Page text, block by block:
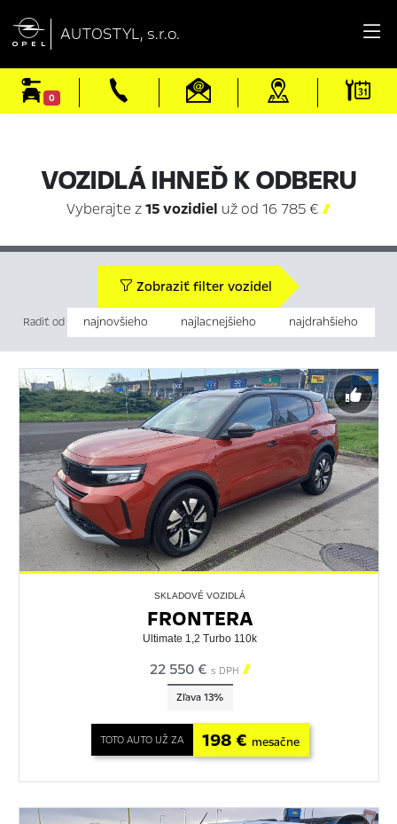
 AUTOSTYL, s.r.o.
0
VOZIDLÁ IHNEĎ K ODBERU
Vyberajte z15 vozidiel už od 16 785 € 
Zobraziť filter vozidel
Radiť od najnovšieho najlacnejšieho najdrahšieho
SKLADOVÉ VOZIDLÁ
FRONTERA
Ultimate 1,2 Turbo 110k
22 550 € s DPH 
Zľava 13%
TOTO AUTO UŽ ZA 198 € mesačne